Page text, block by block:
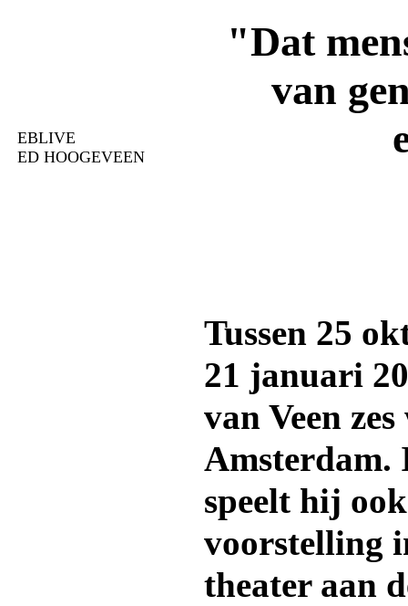
EBLIVE
ED HOOGEVEEN
"Dat
van
Tussen 25
21 januari
van Veen
Amsterdam.
speelt hij
voorstelling
theater aan